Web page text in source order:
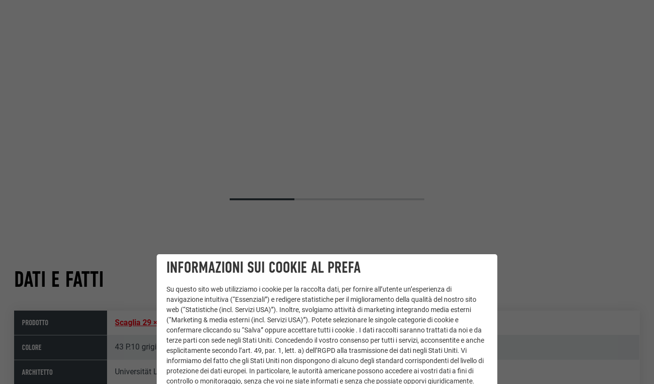
DATI E FATTI
PRODOTTO Scaglia 29 × 29
COLORE 43 P.10 grigio pietra
ARCHITETTO Universität Liechtenstein
INFORMAZIONI SUI COOKIE AL PREFA
Su questo sito web utilizziamo i cookie per la raccolta dati, per fornire all’utente un’esperienza di
navigazione intuitiva (“Essenziali”) e redigere statistiche per il miglioramento della qualità del nostro sito
web (“Statistiche (incl. Servizi USA)”). Inoltre, svolgiamo attività di marketing integrando media esterni
(“Marketing & media esterni (incl. Servizi USA)”). Potete selezionare le singole categorie di cookie e
confermare cliccando su “Salva” oppure accettare tutti i cookie . I dati raccolti saranno trattati da noi e da
terze parti con sede negli Stati Uniti. Concedendo il vostro consenso per tutti i servizi, acconsentite e anche
esplicitamente secondo l’art. 49, par. 1, lett. a) dell’RGPD alla trasmissione dei dati negli Stati Uniti. Vi
informiamo del fatto che gli Stati Uniti non dispongono di alcuno degli standard corrispondenti del livello di
protezione dei dati europei. In particolare, le autorità americane possono accedere ai vostri dati a fini di
controllo o monitoraggio, senza che voi ne siate informati e senza che possiate opporvi giuridicamente.